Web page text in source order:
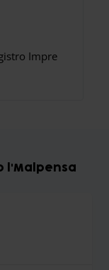
Impre
l'Malpensa